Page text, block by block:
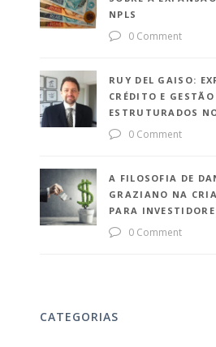
NPLS
0 Comment
RUY DEL GAISO:
CRÉDITO E
ESTRUTURADOS
0 Comment
A FILOSOFIA DE
GRAZIANO NA
PARA
0 Comment
CATEGORIAS